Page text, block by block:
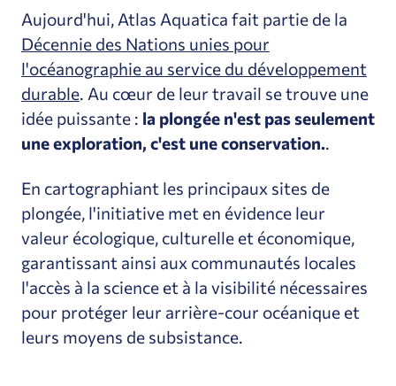
Aujourd'hui, Atlas Aquatica fait partie de la
Décennie des Nations unies pour
l'océanographie au service du développement
durable. Au cœur de leur travail se trouve une
idée puissante : la plongée n'est pas seulement
une exploration, c'est une conservation..
En cartographiant les principaux sites de
plongée, l'initiative met en évidence leur
valeur écologique, culturelle et économique,
garantissant ainsi aux communautés locales
l'accès à la science et à la visibilité nécessaires
pour protéger leur arrière-cour océanique et
leurs moyens de subsistance.